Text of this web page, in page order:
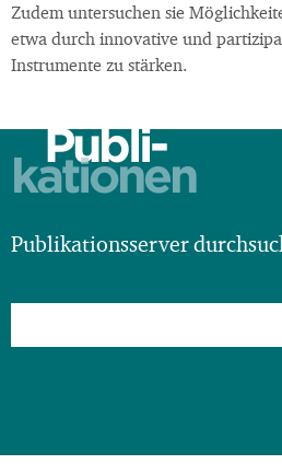
Zudem untersuchen sie
etwa durch innovative und
Instrumente zu stärken.
Publi-
kationen
Publikationsserver